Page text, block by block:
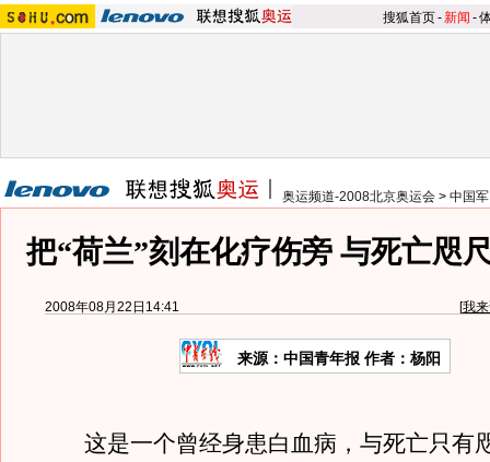
搜狐首页-新闻 -
奥运频道-2008北京奥运会 > 中国
把“荷兰”刻在化疗伤旁 与死亡咫
2008年08月22日14:41 [我
来源：中国青年报 作者：杨阳
这是一个曾经身患白血病，与死亡只有